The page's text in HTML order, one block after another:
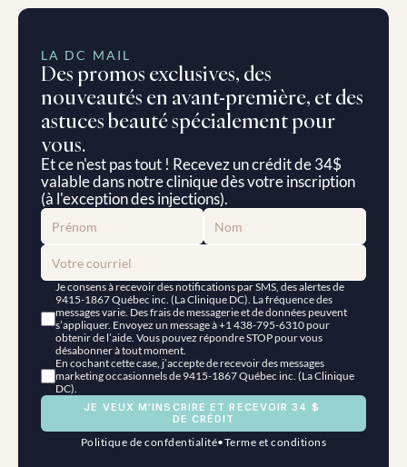
LA DC MAIL
Des promos exclusives, des
nouveautés en avant-première, et des
astuces beauté spécialement pour
vous.
Et ce n'est pas tout ! Recevez un crédit de 34$
valable dans notre clinique dès votre inscription
(à l'exception des injections).
Je consens à recevoir des notifications par SMS, des alertes de
9415-1867 Québec inc. (La Clinique DC). La fréquence des
messages varie. Des frais de messagerie et de données peuvent
s’appliquer. Envoyez un message à +1 438-795-6310 pour
obtenir de l’aide. Vous pouvez répondre STOP pour vous
désabonner à tout moment.
En cochant cette case, j’accepte de recevoir des messages
marketing occasionnels de 9415-1867 Québec inc. (La Clinique
DC).
JE VEUX M'INSCRIRE ET RECEVOIR 34 $
DE CRÉDIT
Politique de confdentialité•Terme et conditions